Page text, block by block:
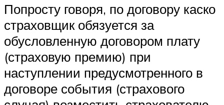
Попросту говоря, по договору каско
страховщик обязуется за
обусловленную договором плату
(страховую премию) при
наступлении предусмотренного в
договоре события (страхового